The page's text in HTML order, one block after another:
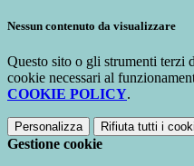
Nessun contenuto da visualizzare
Questo sito o gli strumenti terzi
cookie necessari al
COOKIE POLICY.
Personalizza Rifiuta tutti i
Gestione cookie